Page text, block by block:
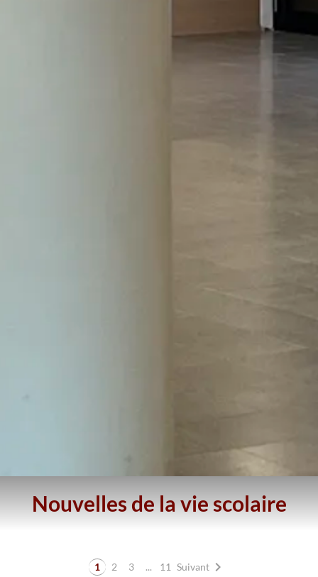
Nouvelles de la vie scolaire
1 2 3 ... 11 Suivant chevron_right